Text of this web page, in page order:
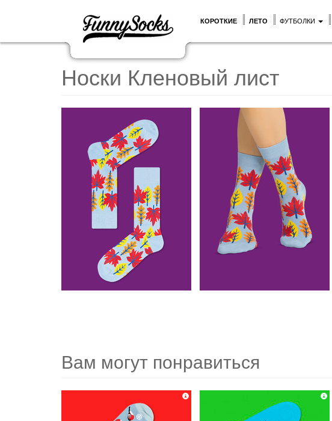
КОРОТКИЕ ЛЕТО ФУТБОЛКИ
Носки Кленовый лист
Вам могут понравиться